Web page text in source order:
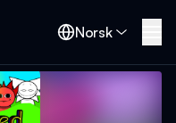
Norsk